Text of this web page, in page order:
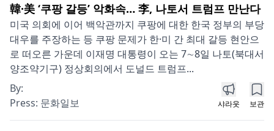
韓·美 ‘쿠팡 갈등’ 악화속… 李, 나토서 트럼프 만난다
미국 의회에 이어 백악관까지 쿠팡에 대한 한국 정부의 부당
대우를 주장하는 등 쿠팡 문제가 한·미 간 최대 갈등 현안으
로 떠오른 가운데 이재명 대통령이 오는 7∼8일 나토(북대서
양조약기구) 정상회의에서 도널드 트럼프...
By:
Press: 문화일보 샤라웃 보관